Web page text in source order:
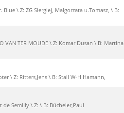
\ Z: ZG Siergiej, Malgorzata u.Tomasz, \ B:
VAN TER MOUDE \ Z: Komar Dusan \ B: Martina
\ Z: Ritters,Jens \ B: Stall W-H Hamann,
de Semilly \ Z: \ B: Bücheler,Paul